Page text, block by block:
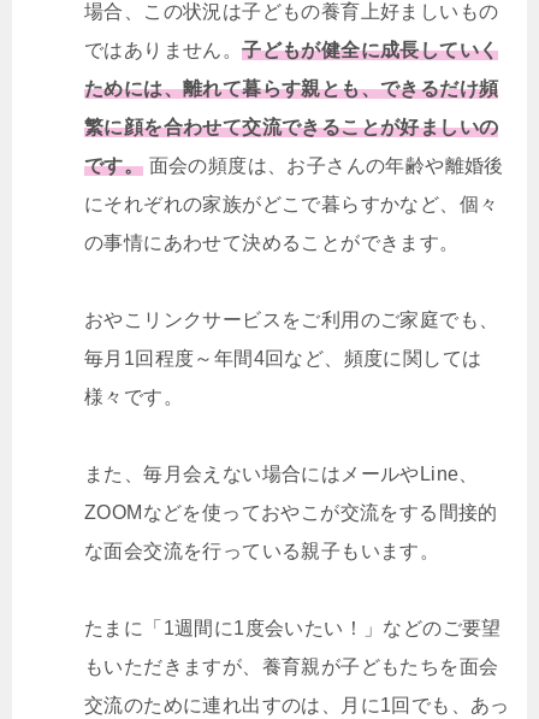
場合、この状況は子どもの養育上好ましいもの
ではありません。子どもが健全に成長していく
ためには、離れて暮らす親とも、できるだけ頻
繁に顔を合わせて交流できることが好ましいの
です。 面会の頻度は、お子さんの年齢や離婚後
にそれぞれの家族がどこで暮らすかなど、個々
の事情にあわせて決めることができます。
おやこリンクサービスをご利用のご家庭でも、
毎月1回程度～年間4回など、頻度に関しては
様々です。
また、毎月会えない場合にはメールやLine、
ZOOMなどを使っておやこが交流をする間接的
な面会交流を行っている親子もいます。
たまに「1週間に1度会いたい！」などのご要望
もいただきますが、養育親が子どもたちを面会
交流のために連れ出すのは、月に1回でも、あっ